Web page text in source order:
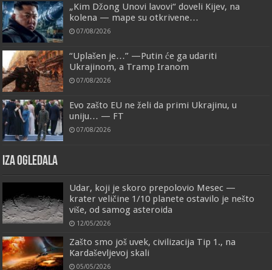
„Kim Džong Unovi lavovi“ doveli Kijev, na
kolena — mape su otkrivene…
07/08/2026
“Uplašen je…” —Putin će ga udariti
Ukrajinom, a Tramp Iranom
07/08/2026
Evo zašto EU ne želi da primi Ukrajinu, u
uniju… — FT
07/08/2026
IZA OGLEDALA
Udar, koji je skoro prepolovio Mesec —
krater veličine 1/10 planete ostavilo je nešto
više, od samog asteroida
12/05/2026
Zašto smo još uvek, civilizacija Tip 1., na
Kardaševljevoj skali
05/05/2026